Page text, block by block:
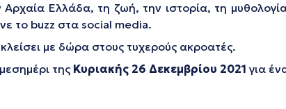
Αρχαία Ελλάδα, τη ζωή, την ιστορία, τη
το buzz στα social media.
με δώρα στους τυχερούς ακροατές.
της Κυριακής 26 Δεκεμβρίου 2021 για